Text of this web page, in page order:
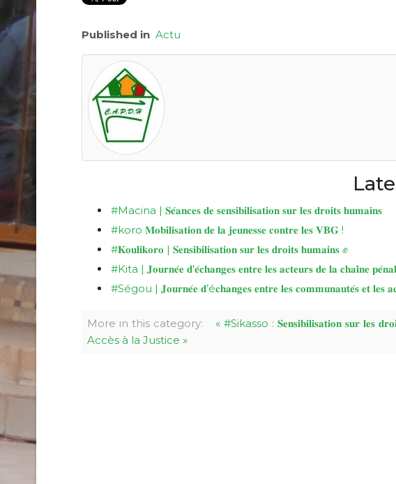
Published in Actu
#Macina | 𝐒𝐞́𝐚𝐧𝐜𝐞𝐬 𝐝𝐞 𝐬𝐞𝐧𝐬𝐢𝐛𝐢𝐥𝐢𝐬𝐚𝐭𝐢𝐨𝐧 𝐬𝐮𝐫 𝐥𝐞𝐬 𝐝𝐫𝐨𝐢𝐭𝐬 𝐡𝐮𝐦𝐚𝐢𝐧𝐬
#koro 𝐌𝐨𝐛𝐢𝐥𝐢𝐬𝐚𝐭𝐢𝐨𝐧 𝐝𝐞 𝐥𝐚 𝐣𝐞𝐮𝐧𝐞𝐬𝐬𝐞 𝐜𝐨𝐧𝐭𝐫𝐞 𝐥𝐞𝐬 𝐕𝐁𝐆 !
#𝐊𝐨𝐮𝐥𝐢𝐤𝐨𝐫𝐨 | 𝐒𝐞𝐧𝐬𝐢𝐛𝐢𝐥𝐢𝐬𝐚𝐭𝐢𝐨𝐧 𝐬𝐮𝐫 𝐥𝐞𝐬 𝐝𝐫𝐨𝐢𝐭𝐬 𝐡𝐮𝐦𝐚𝐢𝐧𝐬 ✊
#Kita | 𝐉𝐨𝐮𝐫𝐧𝐞́𝐞 𝐝'𝐞́𝐜𝐡𝐚𝐧𝐠𝐞𝐬 𝐞𝐧𝐭𝐫𝐞 𝐥𝐞𝐬 𝐚𝐜𝐭𝐞𝐮𝐫𝐬 𝐝𝐞 𝐥𝐚 𝐜𝐡𝐚𝐢̂𝐧𝐞
#Ségou | 𝐉𝐨𝐮𝐫𝐧𝐞́𝐞 𝐝’é𝐜𝐡𝐚𝐧𝐠𝐞𝐬 𝐞𝐧𝐭𝐫𝐞 𝐥𝐞𝐬 𝐜𝐨𝐦𝐦𝐮𝐧𝐚𝐮𝐭𝐞́𝐬 𝐞𝐭 𝐥𝐞𝐬
More in this category: « #Sikasso : 𝐒𝐞𝐧𝐬𝐢𝐛𝐢𝐥𝐢𝐬𝐚𝐭𝐢𝐨𝐧 𝐬𝐮𝐫 𝐥𝐞𝐬
Accès à la Justice »